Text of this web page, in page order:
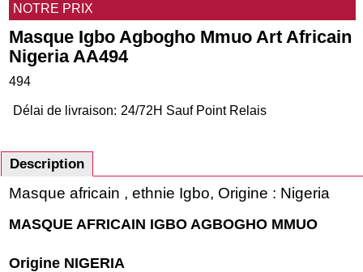
NOTRE PRIX
Masque Igbo Agbogho Mmuo Art Africain
Nigeria AA494
494
Délai de livraison: 24/72H Sauf Point Relais
Description
Masque africain , ethnie Igbo, Origine : Nigeria
MASQUE AFRICAIN IGBO AGBOGHO MMUO
Origine NIGERIA